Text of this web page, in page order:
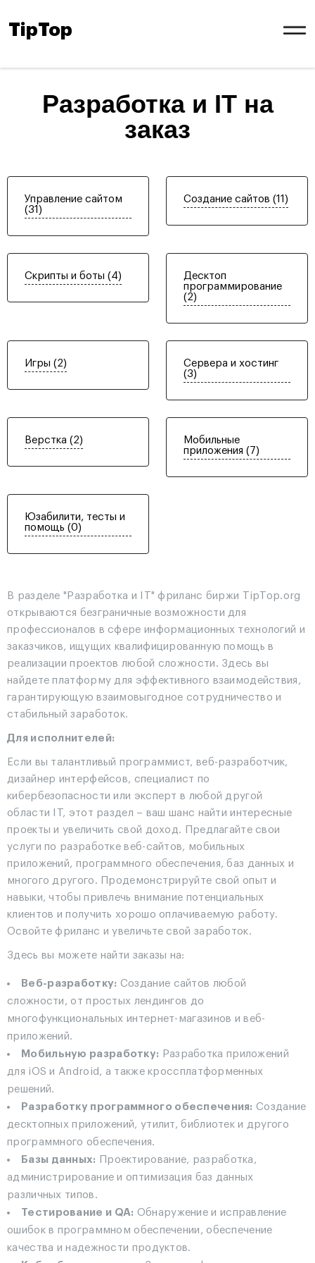
TipTop
Разработка и IT на
заказ
Управление сайтом
(31)
Создание сайтов (11)
Скрипты и боты (4)
Десктоп
программирование
(2)
Игры (2)
Сервера и хостинг
(3)
Верстка (2)
Мобильные
приложения (7)
Юзабилити, тесты и
помощь (0)
В разделе "Разработка и IT" фриланс биржи TipTop.org
открываются безграничные возможности для
профессионалов в сфере информационных технологий и
заказчиков, ищущих квалифицированную помощь в
реализации проектов любой сложности. Здесь вы
найдете платформу для эффективного взаимодействия,
гарантирующую взаимовыгодное сотрудничество и
стабильный заработок.
Для исполнителей:
Если вы талантливый программист, веб-разработчик,
дизайнер интерфейсов, специалист по
кибербезопасности или эксперт в любой другой
области IT, этот раздел – ваш шанс найти интересные
проекты и увеличить свой доход. Предлагайте свои
услуги по разработке веб-сайтов, мобильных
приложений, программного обеспечения, баз данных и
многого другого. Продемонстрируйте свой опыт и
навыки, чтобы привлечь внимание потенциальных
клиентов и получить хорошо оплачиваемую работу.
Освойте фриланс и увеличьте свой заработок.
Здесь вы можете найти заказы на:
Веб-разработку: Создание сайтов любой
сложности, от простых лендингов до
многофункциональных интернет-магазинов и веб-
приложений.
Мобильную разработку: Разработка приложений
для iOS и Android, а также кроссплатформенных
решений.
Разработку программного обеспечения: Создание
десктопных приложений, утилит, библиотек и другого
программного обеспечения.
Базы данных:
Проектирование, разработка,
администрирование и оптимизация баз данных
различных типов.
Тестирование и QA: Обнаружение и исправление
ошибок в программном обеспечении, обеспечение
качества и надежности продуктов.